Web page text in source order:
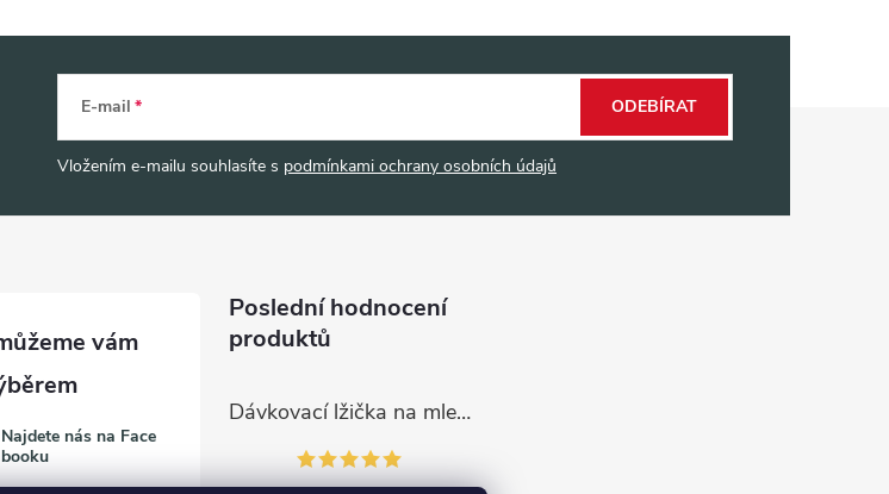
E-mail
Vložením e-mailu souhlasíte s podmínkami ochrany osobních údajů
ODEBÍRAT
Najdete nás na Face
booku
Poslední hodnocení
produktů
Dávkovací lžička na mletou kávu 53132C8134